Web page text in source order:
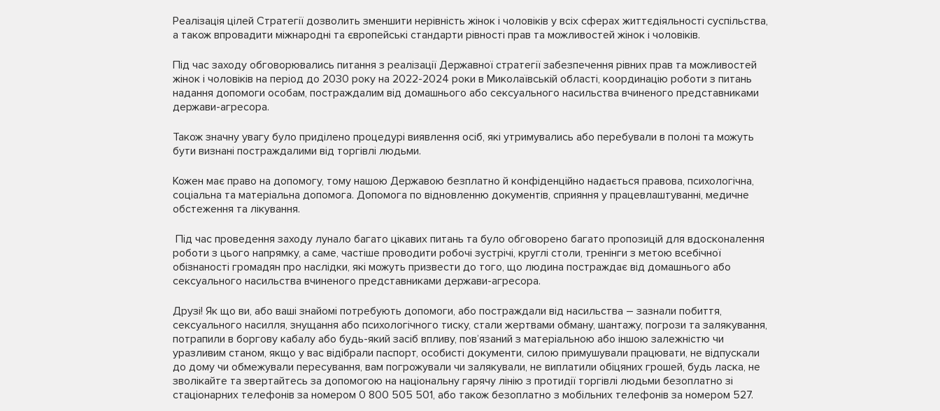
Реалізація цілей Стратегії дозволить зменшити нерівність жінок і чоловіків у всіх сферах життєдіяльності суспільства,
а також впровадити міжнародні та європейські стандарти рівності прав та можливостей жінок і чоловіків.
Під час заходу обговорювались питання з реалізації Державної стратегії забезпечення рівних прав та можливостей
жінок і чоловіків на період до 2030 року на 2022-2024 роки в Миколаївській області, координацію роботи з питань
надання допомоги особам, постраждалим від домашнього або сексуального насильства вчиненого представниками
держави-агресора.
Також значну увагу було приділено процедурі виявлення осіб, які утримувались або перебували в полоні та можуть
бути визнані постраждалими від торгівлі людьми.
Кожен має право на допомогу, тому нашою Державою безплатно й конфіденційно надається правова, психологічна,
соціальна та матеріальна допомога. Допомога по відновленню документів, сприяння у працевлаштуванні, медичне
обстеження та лікування.
Під час проведення заходу лунало багато цікавих питань та було обговорено багато пропозицій для вдосконалення
роботи з цього напрямку, а саме, частіше проводити робочі зустрічі, круглі столи, тренінги з метою всебічної
обізнаності громадян про наслідки, які можуть призвести до того, що людина постраждає від домашнього або
сексуального насильства вчиненого представниками держави-агресора.
Друзі! Як що ви, або ваші знайомі потребують допомоги, або постраждали від насильства – зазнали побиття,
сексуального насилля, знущання або психологічного тиску, стали жертвами обману, шантажу, погрози та залякування,
потрапили в боргову кабалу або будь-який засіб впливу, повʼязаний з матеріальною або іншою залежністю чи
уразливим станом, якщо у вас відібрали паспорт, особисті документи, силою примушували працювати, не відпускали
до дому чи обмежували пересування, вам погрожували чи залякували, не виплатили обіцяних грошей, будь ласка, не
зволікайте та звертайтесь за допомогою на національну гарячу лінію з протидії торгівлі людьми безоплатно зі
стаціонарних телефонів за номером 0 800 505 501, або також безоплатно з мобільних телефонів за номером 527.